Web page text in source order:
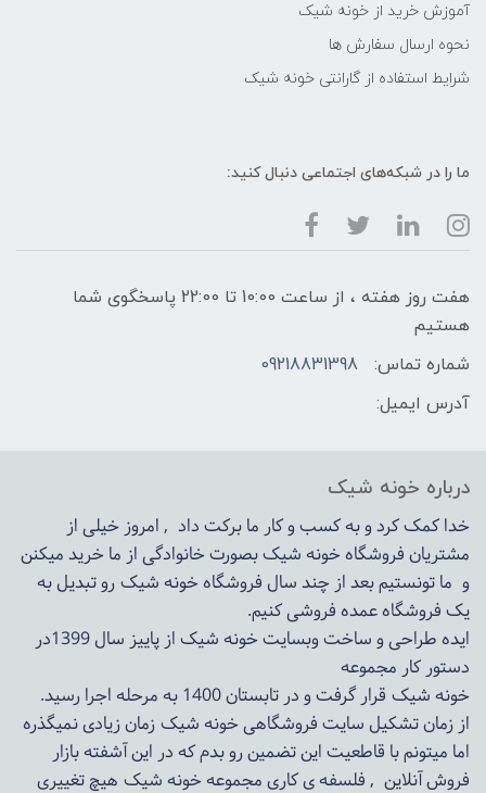
آموزش خرید از خونه شیک
نحوه ارسال سفارش ها
شرایط استفاده از گارانتی خونه شیک
ما را در شبکه‌های اجتماعی دنبال کنید:
هفت روز هفته ، از ساعت 10:00 تا 22:00 پاسخگوی شما
هستیم
شماره تماس:
09218831398
آدرس ایمیل:
درباره خونه شیک
خدا کمک کرد و به کسب و کار ما برکت داد , امروز خیلی از
مشتریان فروشگاه خونه شیک بصورت خانوادگی از ما خرید میکنن
و ما تونستیم بعد از چند سال فروشگاهخونه شیکرو تبدیل به
یک فروشگاه عمده فروشی کنیم.
ایده طراحی و ساخت وبسایت خونه شیک از پاییز سال 1399در
دستور کار مجموعه
خونه شیک قرار گرفت و در تابستان 1400 به مرحله اجرا رسید.
از زمان تشکیل سایت فروشگاهیخونه شیکزمان زیادی نمیگذره
اما میتونم با قاطعیت این تضمین رو بدم که در این آشفته بازار
فروش آنلاین , فلسفه ی کاری مجموعهخونه شیک هیچ تغییری